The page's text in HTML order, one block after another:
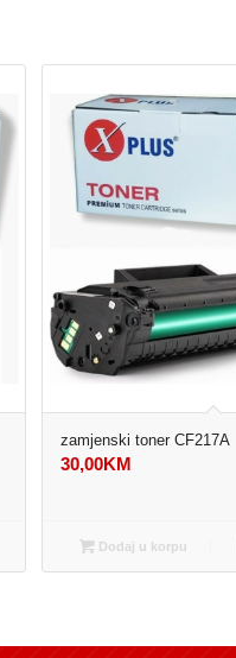
zamjenski toner CF217A
30,00KM
Dodaj u korpu